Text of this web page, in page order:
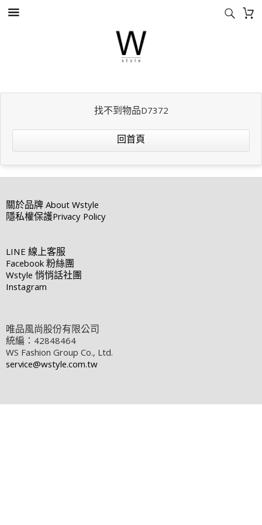
找不到物品D7372
回首頁
關於品牌About Wstyle
隱私權保護Privacy Policy
LINE線上客服
Facebook粉絲團
Wstyle悄悄話社團
Instagram
唯品風尚股份有限公司
統編：42848464
WS Fashion Group Co., Ltd.
service@wstyle.com.tw